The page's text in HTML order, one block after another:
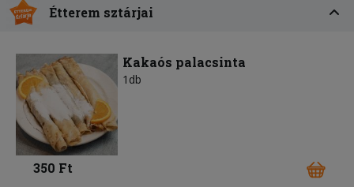
Étterem sztárjai
Kakaós palacsinta
1db
350 Ft